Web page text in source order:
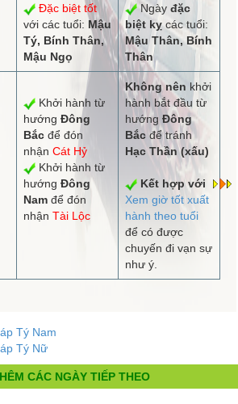
Đặc biệt tốt
với các tuổi: Mậu
Tý, Bính Thân,
Mậu Ngọ
Ngày đặc
biệt kỵcác tuổi:
Mậu Thân, Bính
Thân
Khởi hành từ
hướng Đông
Bắcđể đón
nhận Cát Hỷ
Khởi hành từ
hướng Đông
Namđể đón
nhận Tài Lộc
Không nên khởi
hành bắt đầu từ
hướng Đông
Bắcđể tránh
Hạc Thần (xấu)
Kết hợp với
Xem giờ tốt xuất
hành theo tuổi
để có được
chuyến đi vạn sự
như ý.
Tý Nam
Tý Nữ
CÁC NGÀY TIẾP THEO